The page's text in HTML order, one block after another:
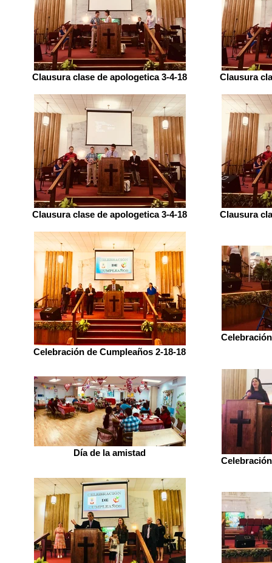
Clausura clase de apologetica 3-4-18 Clausura
Clausura clase de apologetica 3-4-18 Clausura
Celebración de Cumpleaños 2-18-18
Día de la amistad